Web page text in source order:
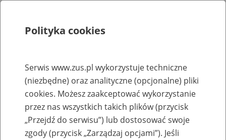
Rejestry, ewidencje i archiwa
Baza zlikwidowanych lub
przekształconych zakładów pracy
Polityka cookies
Serwis www.zus.pl wykorzystuje techniczne
(niezbędne) oraz analityczne (opcjonalne) pliki
cookies. Możesz zaakceptować wykorzystanie
przez nas wszystkich takich plików (przycisk
„Przejdź do serwisu”) lub dostosować swoje
zgody (przycisk „Zarządzaj opcjami”). Jeśli